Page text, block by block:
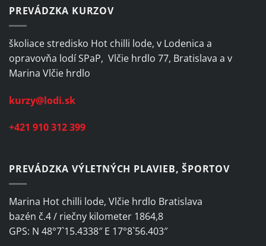
PREVÁDZKA KURZOV
školiace stredisko Hot chilli lode, v Lodenica a
opravovňa lodí SPaP, Vlčie hrdlo 77, Bratislava a v
Marina Vlčie hrdlo
kurzy@lodi.sk
+421 910 312 399
PREVÁDZKA VÝLETNÝCH PLAVIEB, ŠPORTOV
Marina Hot chilli lode, Vlčie hrdlo Bratislava
bazén č.4 / riečny kilometer 1864,8
GPS: N 48°7`15.4338″ E 17°8`56.403″